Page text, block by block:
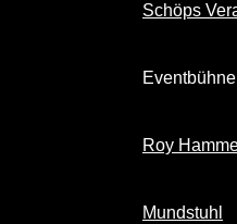
Schöps
Eventbühne
Roy
Mundstuhl